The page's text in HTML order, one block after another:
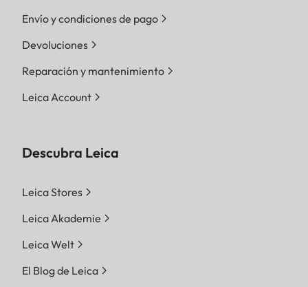
Envío y condiciones de pago
Devoluciones
Reparación y mantenimiento
Leica Account
Descubra Leica
Leica Stores
Leica Akademie
Leica Welt
El Blog de Leica